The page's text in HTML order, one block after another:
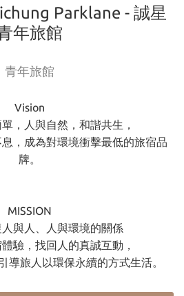
Parklane - 誠星
年旅館
青年旅館
Vision
，人與自然，和諧共生，
，成為對環境衝擊最低的旅宿品
牌。
MISSION
與人、人與環境的關係
驗，找回人的真誠互動，
導旅人以環保永續的方式生活。